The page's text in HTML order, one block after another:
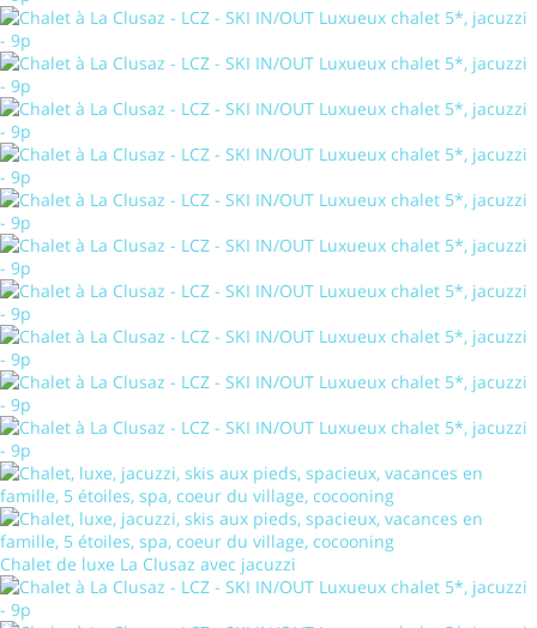
Chalet de luxe La Clusaz avec jacuzzi